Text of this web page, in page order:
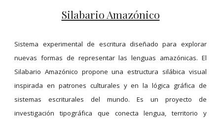
Silabario Amazónico
Sistema experimental de escritura diseñado para explorar
nuevas formas de representar las lenguas amazónicas. El
Silabario Amazónico propone una estructura silábica visual
inspirada en patrones culturales y en la lógica gráfica de
sistemas escriturales del mundo. Es un proyecto de
investigación tipográfica que conecta lengua, territorio y